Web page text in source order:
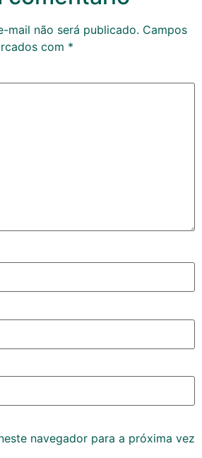
mail não será publicado. Campos
com *
navegador para a próxima vez